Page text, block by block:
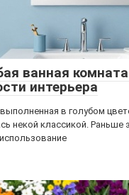
ванная
интерьера
в голубом
некой классикой. Раньше